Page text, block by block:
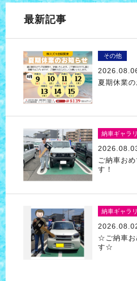
最新記事
その他
夏期休業
納車ギャラ
ご納車お
す！
納車ギャラ
☆ご納車お
す☆